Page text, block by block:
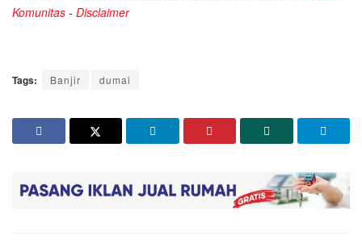
Komunitas - Disclaimer
Tags: Banjir dumai